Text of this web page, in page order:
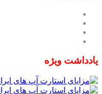
یادداشت ویژه